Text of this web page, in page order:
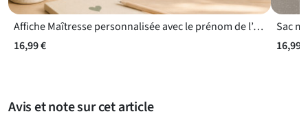
Affiche Maîtresse personnalisée avec le prénom de l’enfant
16,99 €
Sac
16,99 €
Avis et note sur cet article